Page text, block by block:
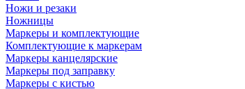
Ножи и резаки
Ножницы
Маркеры и комплектующие
Комплектующие к маркерам
Маркеры канцелярские
Маркеры под заправку
Маркеры с кистью